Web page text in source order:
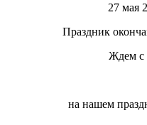
27 мая
Праздник
Ждем с
на нашем